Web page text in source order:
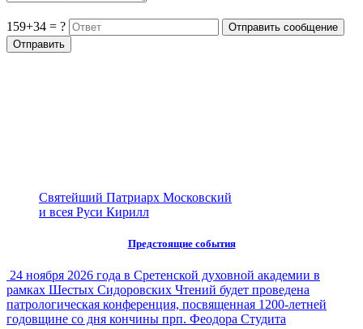
159+34 = ?
Святейший Патриарх Московский
и всея Руси Кирилл
Предстоящие события
24 ноября 2026 года в Сретенской духовной академии в
рамках Шестых Сидоровских Чтений будет проведена
патрологическая конференция, посвященная 1200-летней
годовщине со дня кончины прп. Феодора Студита